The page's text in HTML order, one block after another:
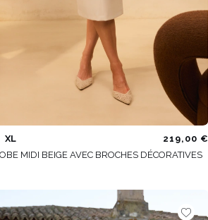
XL
219,00 €
MIDI BEIGE AVEC BROCHES DÉCORATIVES